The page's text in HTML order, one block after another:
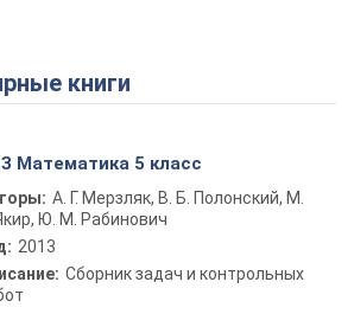
книги
Математика 5 класс
А. Г. Мерзляк, В. Б. Полонский, М.
Ю. М. Рабинович
2013
Сборник задач и контрольных